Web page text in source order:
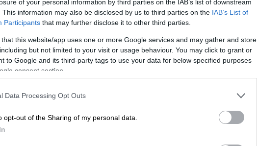
of your personal information by third parties on the IAB’s list of downstream
This information may also be disclosed by us to third parties on the IAB’s List of
Participants that may further disclose it to other third parties.
that this website/app uses one or more Google services and may gather and store
but not limited to your visit or usage behaviour. You may click to grant or
to Google and its third-party tags to use your data for below specified purposes
consent section.
Data Processing Opt Outs
opt-out of the Sharing of my personal data.
το ΕΘΝΟΣ στη Google